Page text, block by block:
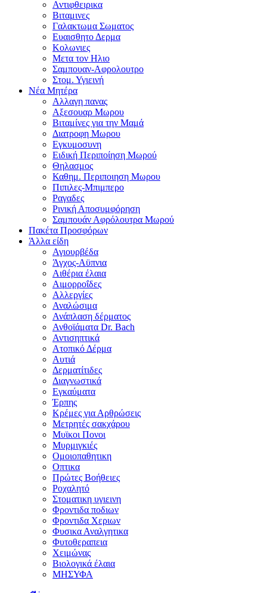
Αντιφθειρικα
Βιταμινες
Γαλακτωμα Σωματος
Ευαισθητο Δερμα
Κολωνιες
Μετα τον Ηλιο
Σαμπουαν-Αφρολουτρο
Στομ. Υγιεινή
Νέα Μητέρα
Αλλαγη πανας
Αξεσουαρ Μωρου
Βιταμίνες για την Μαμά
Διατροφη Μωρου
Εγκυμοσυνη
Ειδική Περιποίηση Μωρού
Θηλασμος
Καθημ. Περιποιηση Μωρου
Πιπιλες-Μπιμπερο
Ραγαδες
Ρινική Αποσυμφόρηση
Σαμπουάν Αφρόλουτρα Μωρού
Πακέτα Προσφόρων
Άλλα είδη
Αγιουρβέδα
Άγχος-Αϋπνια
Αιθέρια έλαια
Αιμορροΐδες
Αλλεργίες
Αναλώσιμα
Ανάπλαση δέρματος
Ανθοϊάματα Dr. Bach
Αντισηπτικά
Ατοπικό Δέρμα
Αυτιά
Δερματίτιδες
Διαγνωστικά
Εγκαύματα
Έρπης
Κρέμες για Αρθρώσεις
Μετρητές σακχάρου
Μυϊκοι Πονοι
Μυρμιγκιές
Ομοιοπαθητικη
Οπτικα
Πρώτες Βοήθειες
Ροχαλητό
Στοματικη υγιεινη
Φροντιδα ποδιων
Φροντιδα Χεριων
Φυσικα Αναλγητικα
Φυτοθεραπεια
Χειμώνας
Βιολογικά έλαια
ΜΗΣΥΦΑ